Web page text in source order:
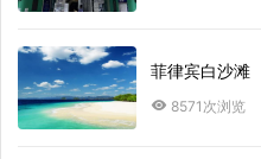
菲律宾白沙滩
8571次浏览